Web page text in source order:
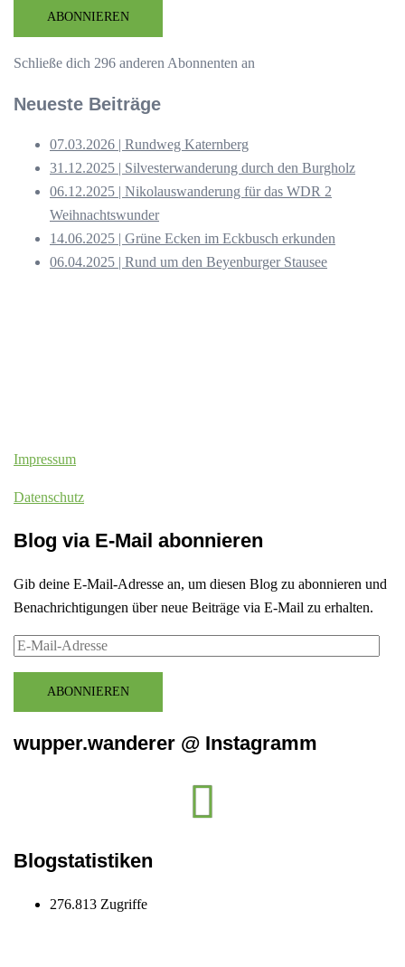
AdresseABONNIEREN
Schließe dich 296 anderen Abonnenten an
Neueste Beiträge
07.03.2026 | Rundweg Katernberg
31.12.2025 | Silvesterwanderung durch den Burgholz
06.12.2025 | Nikolauswanderung für das WDR 2
Weihnachtswunder
14.06.2025 | Grüne Ecken im Eckbusch erkunden
06.04.2025 | Rund um den Beyenburger Stausee
Impressum
Datenschutz
Blog via E-Mail abonnieren
Gib deine E-Mail-Adresse an, um diesen Blog zu abonnieren und
Benachrichtigungen über neue Beiträge via E-Mail zu erhalten.
E-
AdresseABONNIEREN
wupper.wanderer @ Instagramm
Blogstatistiken
276.813 Zugriffe